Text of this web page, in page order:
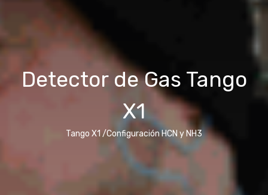
Detector de Gas Tango
X1
Tango X1 /Configuración HCN y NH3